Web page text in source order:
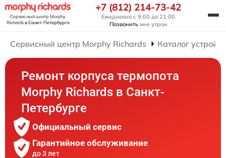
Сервисный центр Morphy
Richardsв Санкт-Петербурге
+7 (812) 214-73-42
Ежедневно с 9:00 до 21:00
Позвонить мне утром
Сервисный центр Morphy Richards Каталог
Ремонт корпуса термопота
Morphy Richards в Санкт-
Петербурге
Официальный сервис
Гарантийное обслуживание
до 3 лет